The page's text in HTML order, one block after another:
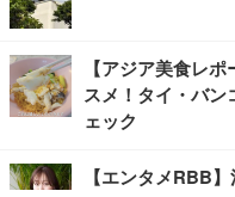
【アジア美食レ
スメ！タイ・バ
ェック
【エンタメRBB